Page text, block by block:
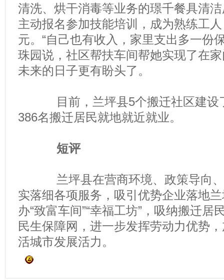
清洗、烘干消毒等业务的璟千餐具清
主动报名参加技能培训，成为熟练工
元。“自己也有收入，家里支出多一份
珠园说，社区帮扶车间帮她实现了在
未来的日子更有盼头了。
目前，兰坪县5个搬迁社区建设
386名搬迁居民就地就近就业。
短评
兰坪县在营商环境、政策导向、
实落细各项服务，吸引优势企业落地
办“致富车间”“幸福工坊”，吸纳搬迁居
民生保障网，进一步发挥劳动力优势
活城市发展活力。